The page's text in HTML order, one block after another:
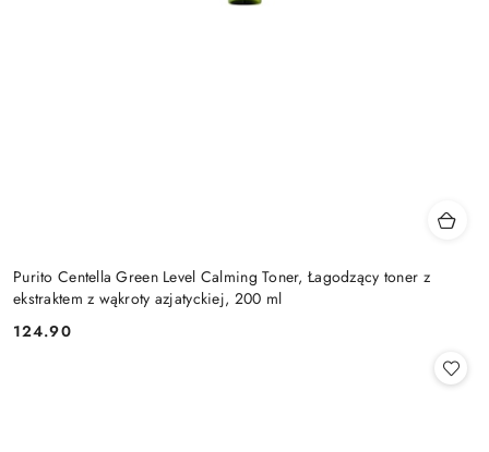
Purito Centella Green Level Calming Toner, Łagodzący toner z
ekstraktem z wąkroty azjatyckiej, 200 ml
Cena:
124.90